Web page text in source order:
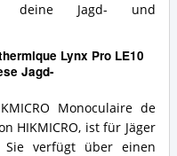
deine Jagd- und
Lynx Pro LE10
Jagd-
Monoculaire de
HIKMICRO, ist für Jäger
Sie verfügt über einen